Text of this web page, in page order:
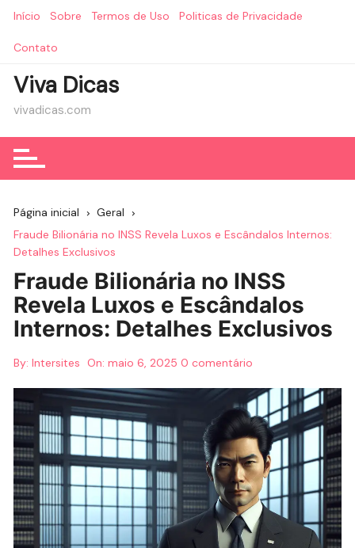
Início Sobre Termos de Uso Politicas de Privacidade
Contato
Viva Dicas
vivadicas.com
Página inicial
Geral
Fraude Bilionária no INSS Revela Luxos e Escândalos Internos:
Detalhes Exclusivos
Fraude Bilionária no INSS
Revela Luxos e Escândalos
Internos: Detalhes Exclusivos
By: Intersites On:maio 6, 2025 0 comentário